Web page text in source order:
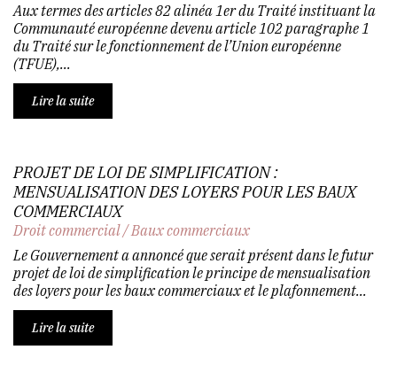
Aux termes des articles 82 alinéa 1er du Traité instituant la
Communauté européenne devenu article 102 paragraphe 1
du Traité sur le fonctionnement de l’Union européenne
(TFUE),...
Lire la suite
PROJET DE LOI DE SIMPLIFICATION :
MENSUALISATION DES LOYERS POUR LES BAUX
COMMERCIAUX
Droit commercial/Baux commerciaux
Le Gouvernement a annoncé que serait présent dans le futur
projet de loi de simplification le principe de mensualisation
des loyers pour les baux commerciaux et le plafonnement...
Lire la suite